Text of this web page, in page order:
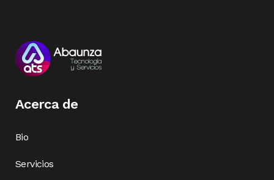
Acerca de
Bio
Servicios